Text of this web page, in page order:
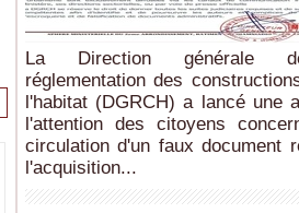
La Direction générale
réglementation des
l'habitat (DGRCH) a lancé une
l'attention des citoyens
circulation d'un faux document
l'acquisition...